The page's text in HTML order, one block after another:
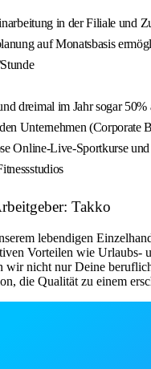
in der Filiale und
auf Monatsbasis
dreimal im Jahr sogar
Unternehmen (Corporate
Online-Live-Sportkurse
Takko
lebendigen
Vorteilen wie Urlaubs-
nicht nur Deine
die Qualität zu einem